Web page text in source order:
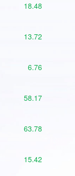
18.48
13.72
6.76
58.17
63.78
15.42